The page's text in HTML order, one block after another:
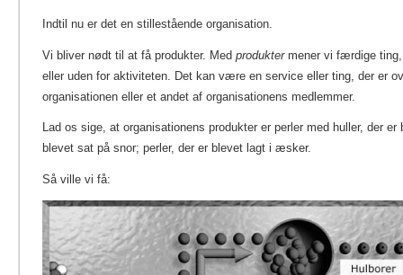
Indtil nu er det en stillestående organisation.
Vi bliver nødt til at få produkter. Med produkter mener vi færdige
eller uden for aktiviteten. Det kan være en service eller ting, der er
organisationen eller et andet af organisationens medlemmer.
Lad os sige, at organisationens produkter er perler med huller, der er
blevet sat på snor; perler, der er blevet lagt i æsker.
Så ville vi få: